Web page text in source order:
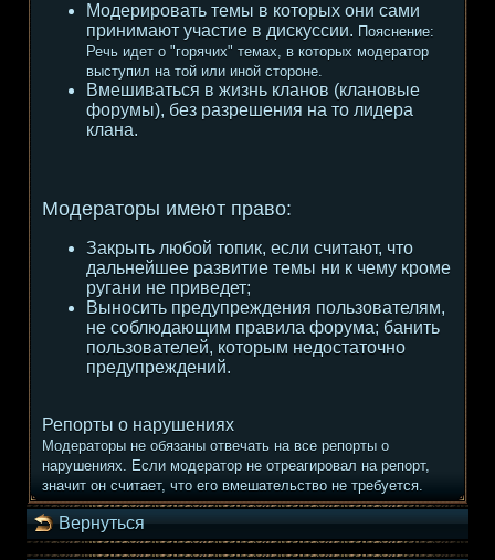
Модерировать темы в которых они сами
принимают участие в дискуссии. Пояснение:
Речь идет о "горячих" темах, в которых модератор
выступил на той или иной стороне.
Вмешиваться в жизнь кланов (клановые
форумы), без разрешения на то лидера
клана.
Модераторы имеют право:
Закрыть любой топик, если считают, что
дальнейшее развитие темы ни к чему кроме
ругани не приведет;
Выносить предупреждения пользователям,
не соблюдающим правила форума; банить
пользователей, которым недостаточно
предупреждений.
Репорты о нарушениях
Модераторы не обязаны отвечать на все репорты о
нарушениях. Если модератор не отреагировал на репорт,
значит он считает, что его вмешательство не требуется.
Вернуться